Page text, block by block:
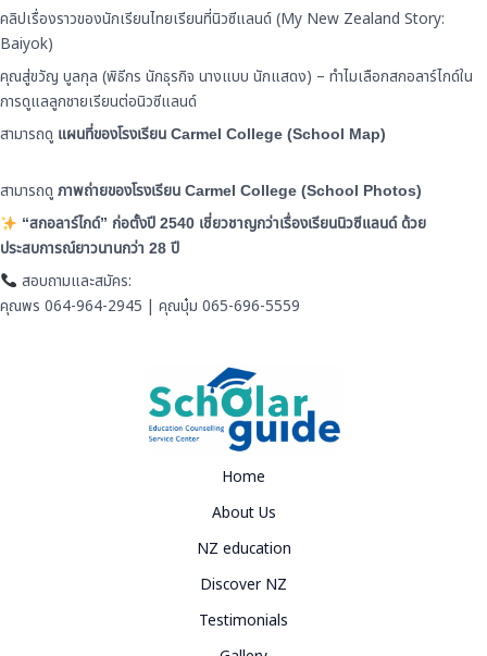
คลิปเรื่องราวของนักเรียนไทยเรียนที่นิวซีแลนด์ (My New Zealand Story:
Baiyok)
คุณสู่ขวัญ บูลกุล (พิธีกร นักธุรกิจ นางแบบ นักแสดง) – ทำไมเลือกสกอลาร์ไกด์ใน
การดูแลลูกชายเรียนต่อนิวซีแลนด์
สามารถดู แผนที่ของโรงเรียน Carmel College (School Map)
สามารถดู ภาพถ่ายของโรงเรียน Carmel College (School Photos)
“สกอลาร์ไกด์” ก่อตั้งปี 2540 เชี่ยวชาญกว่าเรื่องเรียนนิวซีแลนด์ ด้วย
ประสบการณ์ยาวนานกว่า 28 ปี
สอบถามและสมัคร:
คุณพร 064-964-2945 | คุณบุ๋ม 065-696-5559
Home
About Us
NZ education
Discover NZ
Testimonials